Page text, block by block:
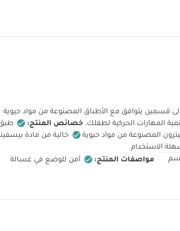
قسمين يتوافق مع الأطباق المصنوعة من مواد حيوية
المهارات الحركية لطفلك. خصائص المنتج:
المصنوعة من مواد حيوية
خالية من مادة
الاستخدام
مواصفات المنتج:
آمن للوضع في غسالة